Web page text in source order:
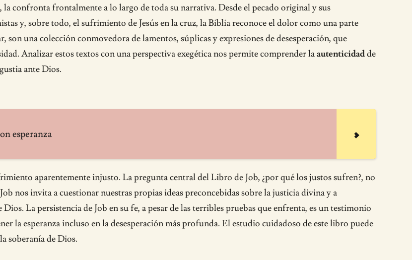
confronta frontalmente a lo largo de toda su narrativa. Desde el pecado original y sus
y, sobre todo, el sufrimiento de Jesús en la cruz, la Biblia reconoce el dolor como una parte
una colección conmovedora de lamentos, súplicas y expresiones de desesperación, que
Analizar estos textos con una perspectiva exegética nos permite comprender laautenticidadde
ante Dios.
esperanza
aparentemente injusto. La pregunta central del Libro de Job, ¿por qué los justos sufren?, no
nos invita a cuestionar nuestras propias ideas preconcebidas sobre la justicia divina y a
La persistencia de Job en su fe, a pesar de las terribles pruebas que enfrenta, es un testimonio
la esperanza incluso en la desesperación más profunda. El estudio cuidadoso de este libro puede
soberanía de Dios.